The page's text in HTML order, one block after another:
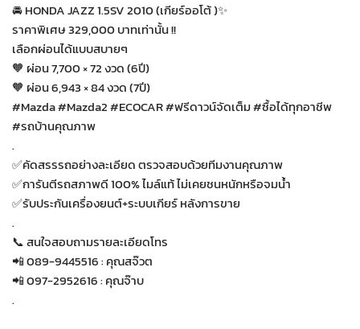
🚘 HONDA JAZZ 1.5SV 2010 (เกียร์ออโต้ )✨
ราคาพิเศษ 329,000 บาทเท่านั้น !!
เลือกผ่อนได้แบบสบายๆ
🧡 ผ่อน 7,700 × 72 งวด (6ปี)
🧡 ผ่อน 6,943 × 84 งวด (7ปี)
#Mazda #Mazda2 #ECOCAR #ฟรีดาวน์จัดเต็ม #ซื้อได้ทุกอาชีพ
#รถบ้านคุณภาพ
.
✅คัดสรรรถอย่างละเอียด ตรวจสอบด้วยทีมงานคุณภาพ
✅การันตีรถสภาพดี 100% ไมล์แท้ ไม่เคยชนหนักหรือจมน้ำ
✅รับประกันเครื่องยนต์+ระบบเกียร์ หลังการขาย
.
📞 สนใจสอบถามรายละเอียดโทร
📲 089-9445516 : คุณสจ๊วต
📲 097-2952616 : คุณจ๊าบ
.